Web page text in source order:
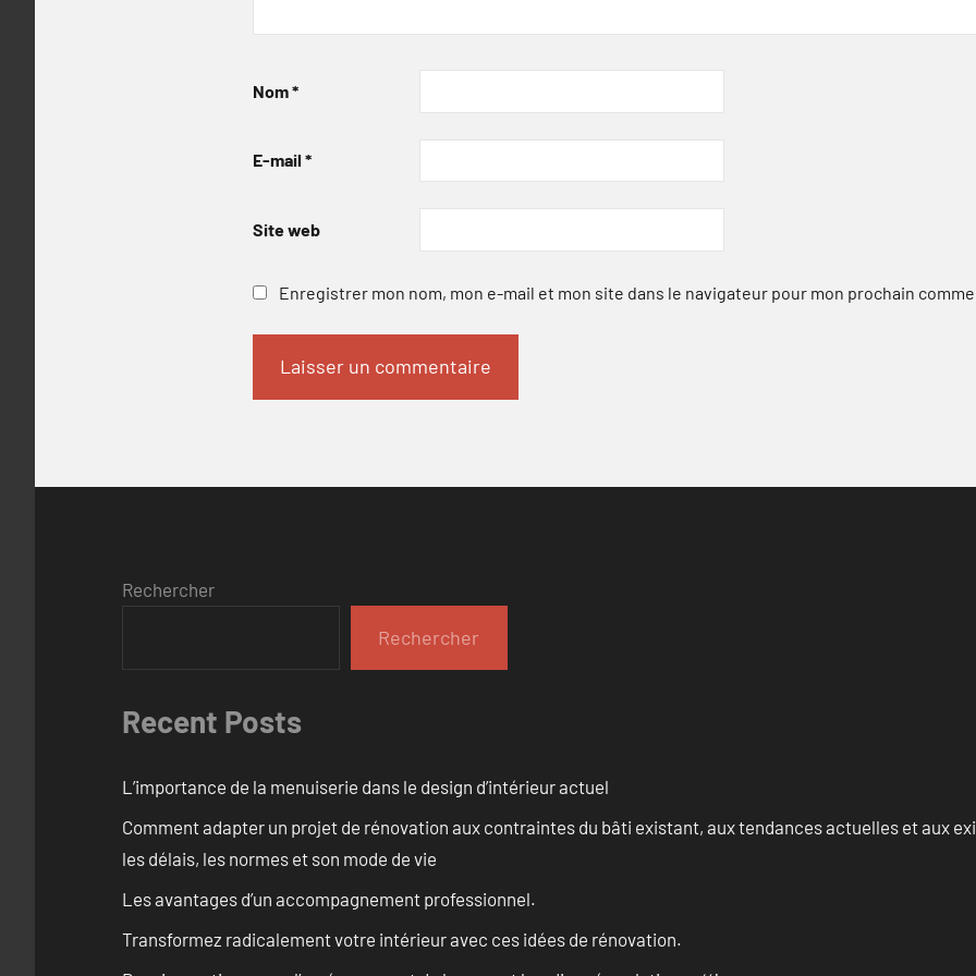
Nom*
E-mail *
Site web
Enregistrer mon nom, mon e-mail et mon site dans le navigateur pour mon prochain
Rechercher
Rechercher
Recent Posts
L’importance de la menuiserie dans le design d’intérieur actuel
Comment adapter un projet de rénovation aux contraintes du bâti existant, aux tendances actuelles et aux
les délais, les normes et son mode de vie
Les avantages d’un accompagnement professionnel.
Transformez radicalement votre intérieur avec ces idées de rénovation.